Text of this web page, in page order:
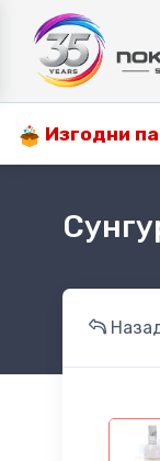
Изгодни